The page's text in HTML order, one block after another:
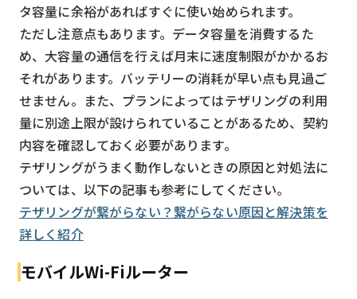
タ容量に余裕があればすぐに使い始められます。
ただし注意点もあります。データ容量を消費するた
め、大容量の通信を行えば月末に速度制限がかかるお
それがあります。バッテリーの消耗が早い点も見過ご
せません。また、プランによってはテザリングの利用
量に別途上限が設けられていることがあるため、契約
内容を確認しておく必要があります。
テザリングがうまく動作しないときの原因と対処法に
ついては、以下の記事も参考にしてください。
テザリングが繋がらない？繋がらない原因と解決策を
詳しく紹介
モバイルWi-Fiルーター